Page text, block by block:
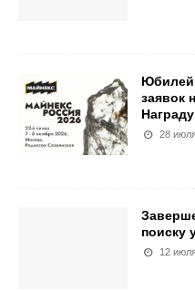
заявок
Награду
28
поиску
12